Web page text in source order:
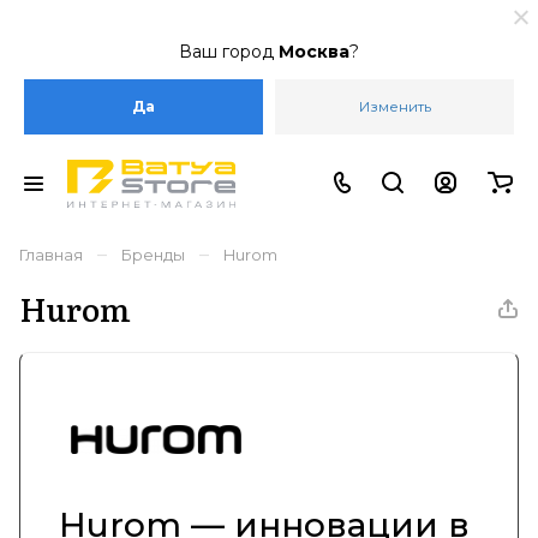
Ваш город Москва?
Да Изменить
Главная – Бренды – Hurom
Hurom
Hurom — инновации в